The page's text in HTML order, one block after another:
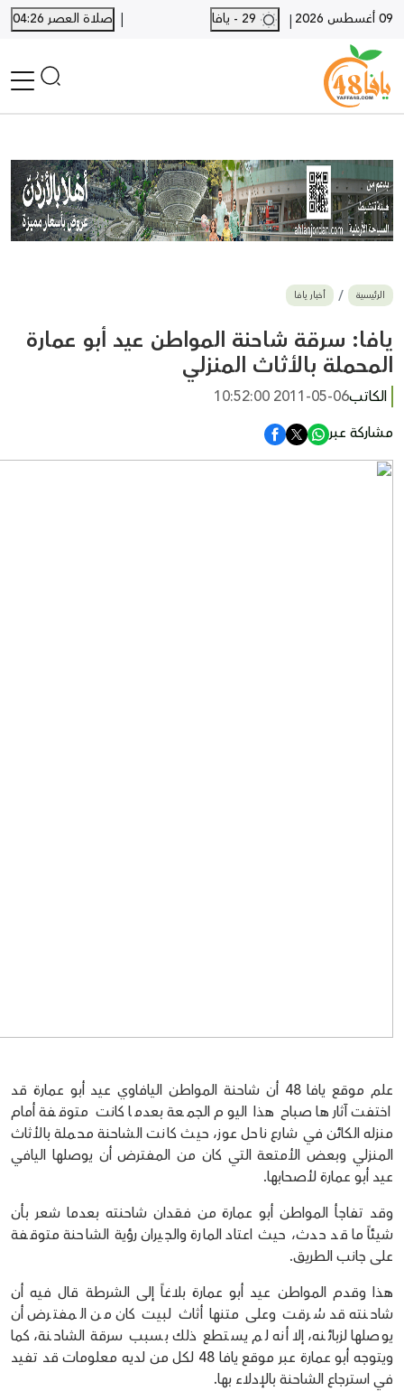
09 أغسطس 2026 |
| صلاة العصر 04:26
أخبار محلية
أخبار يافا
SHORTS
أخبار اللد والرملة
بيع وشراء
أخبار القدس
وفيات
المزيد
ارسل خبر
الرئيسية أخبار يافا
يافا: سرقة شاحنة المواطن عيد أبو عمارة
المحملة بالأثاث المنزلي
الكاتب2011-05-06 10:52:00
مشاركة عبر
علم موقع يافا 48 أن شاحنة المواطن اليافاوي عيد أبو عمارة قد
اختفت آثارها صباح هذا اليوم الجمعة بعدما كانت متوقفة أمام
منزله الكائن في شارع ناحل عوز، حيث كانت الشاحنة محملة بالأثاث
المنزلي وبعض الأمتعة التي كان من المفترض أن يوصلها اليافي
عيد أبو عمارة لأصحابها.
وقد تفاجأ المواطن أبو عمارة من فقدان شاحنته بعدما شعر بأن
شيئاً ما قد حدث، حيث اعتاد المارة والجيران رؤية الشاحنة متوقفة
على جانب الطريق.
هذا وقدم المواطن عيد أبو عمارة بلاغاً إلى الشرطة قال فيه أن
شاحنته قد سُرقت وعلى متنها أثاث لبيت كان من المفترض أن
يوصلها لزبائنه، إلا أنه لم يستطع ذلك بسبب سرقة الشاحنة، كما
ويتوجه أبو عمارة عبر موقع يافا 48 لكل من لديه معلومات قد تفيد
في استرجاع الشاحنة بالإدلاء بها.